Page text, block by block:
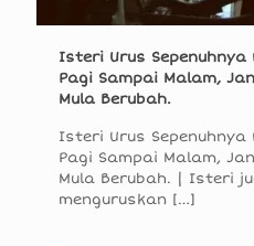
Isteri Urus
Pagi Sampai Malam,
Mula Berubah.
Isteri Urus
Pagi Sampai Malam,
Mula Berubah. | Isteri
menguruskan […]